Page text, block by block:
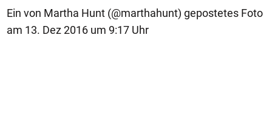
Ein von Martha Hunt (@marthahunt) gepostetes Foto
am 13. Dez 2016 um 9:17 Uhr